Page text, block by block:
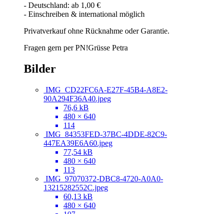
- Deutschland: ab 1,00 €
- Einschreiben & international möglich
Privatverkauf ohne Rücknahme oder Garantie.
Fragen gern per PN!Grüsse Petra
Bilder
IMG_CD22FC6A-E27F-45B4-A8E2-
90A294F36A40.jpeg
76,6 kB
480 × 640
114
IMG_84353FED-37BC-4DDE-82C9-
447EA39E6A60.jpeg
77,54 kB
480 × 640
113
IMG_97070372-DBC8-4720-A0A0-
13215282552C.jpeg
60,13 kB
480 × 640